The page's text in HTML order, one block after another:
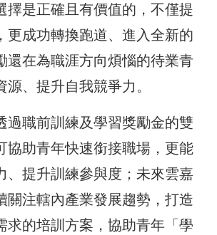
擇是正確且有價值的，不僅提
更成功轉換跑道、進入全新的
還在為職涯方向煩惱的待業青
、提升自我競爭力。
過職前訓練及學習獎勵金的雙
協助青年快速銜接職場，更能
、提升訓練參與度；未來雲嘉
關注轄內產業發展趨勢，打造
求的培訓方案，協助青年「學